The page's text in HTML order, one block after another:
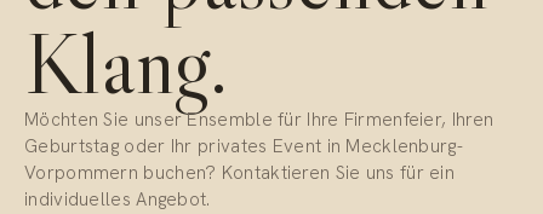
Klang.
Möchten Sie unser Ensemble für Ihre Firmenfeier, Ihren
Geburtstag oder Ihr privates Event in Mecklenburg-
Vorpommern buchen? Kontaktieren Sie uns für ein
individuelles Angebot.